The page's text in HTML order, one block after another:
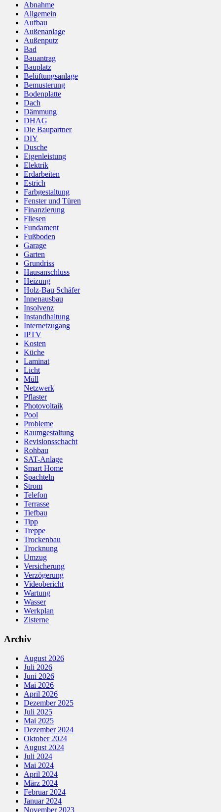
Abnahme
Allgemein
Aufbau
Außenanlage
Außenputz
Bad
Bauantrag
Bauplatz
Belüftungsanlage
Bemusterung
Bodenplatte
Dach
Dämmung
DHAG
Die Baupartner
DIY
Dusche
Eigenleistung
Elektrik
Erdarbeiten
Estrich
Farbgestaltung
Fenster und Türen
Finanzierung
Fliesen
Fundament
Fußboden
Garage
Garten
Grundriss
Hausanschluss
Heizung
Holz-Bau Schäfer
Innenausbau
Insolvenz
Instandhaltung
Internetzugang
IPTV
Kosten
Küche
Laminat
Licht
Müll
Netzwerk
Pflaster
Photovoltaik
Pool
Probleme
Raumgestaltung
Revisionsschacht
Rohbau
SAT-Anlage
Smart Home
Spachteln
Strom
Telefon
Terrasse
Tiefbau
Tipp
Treppe
Trockenbau
Trocknung
Umzug
Versicherung
Verzögerung
Videobericht
Wartung
Wasser
Werkplan
Zisterne
Archiv
August 2026
Juli 2026
Juni 2026
Mai 2026
April 2026
Dezember 2025
Juli 2025
Mai 2025
Dezember 2024
Oktober 2024
August 2024
Juli 2024
Mai 2024
April 2024
März 2024
Februar 2024
Januar 2024
November 2023